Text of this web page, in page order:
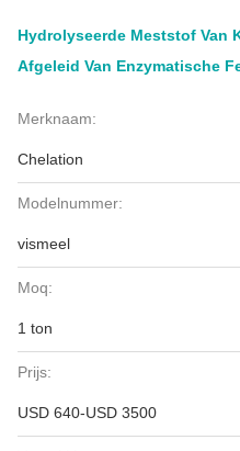
Hydrolyseerde Meststof Van
Afgeleid Van Enzymatische
Merknaam:
Chelation
Modelnummer:
vismeel
Moq:
1 ton
Prijs:
USD 640-USD 3500